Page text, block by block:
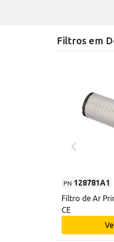
Filtros em
PN 128781A1
Filtro de Ar
CE